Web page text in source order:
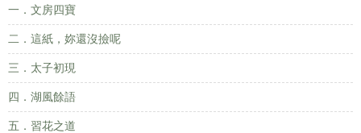
一．文房四寶
二．這紙，妳還沒撿呢
三．太子初現
四．湖風餘語
五．習花之道